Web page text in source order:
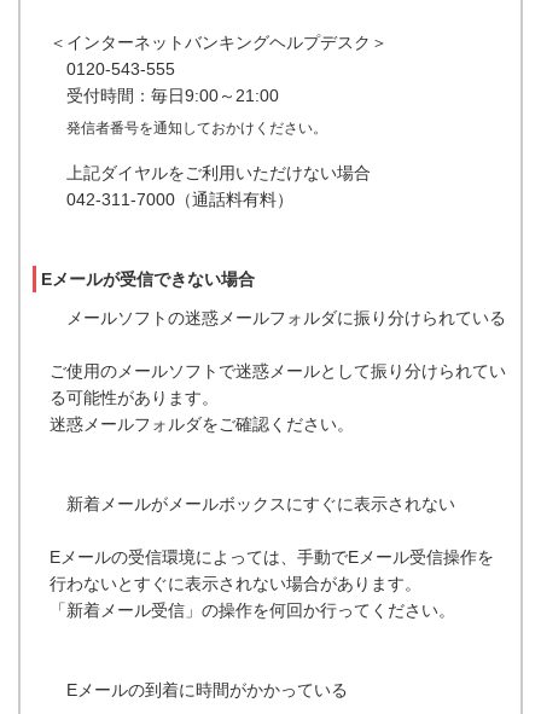
＜インターネットバンキングヘルプデスク＞
0120-543-555
受付時間：毎日9:00～21:00
発信者番号を通知しておかけください。
上記ダイヤルをご利用いただけない場合
042-311-7000（通話料有料）
Eメールが受信できない場合
メールソフトの迷惑メールフォルダに振り分けられている
ご使用のメールソフトで迷惑メールとして振り分けられてい
る可能性があります。
迷惑メールフォルダをご確認ください。
新着メールがメールボックスにすぐに表示されない
Eメールの受信環境によっては、手動でEメール受信操作を
行わないとすぐに表示されない場合があります。
「新着メール受信」の操作を何回か行ってください。
Eメールの到着に時間がかかっている